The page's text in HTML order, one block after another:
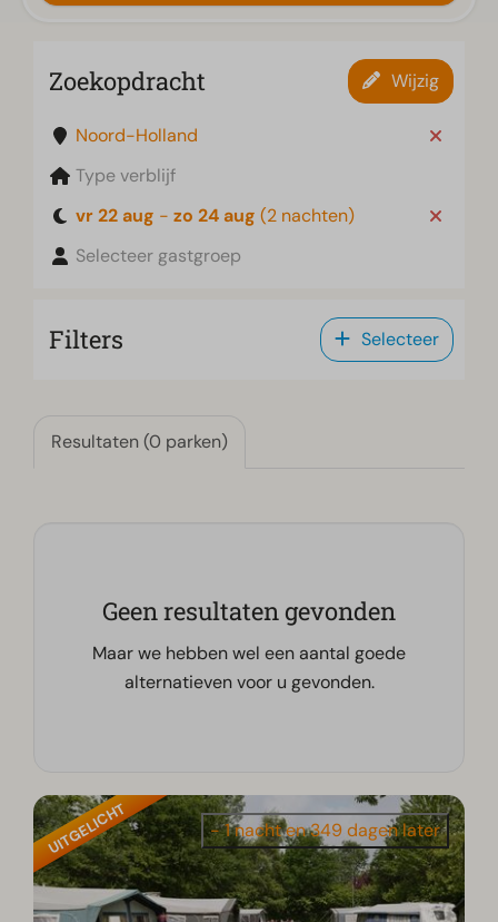
Zoekopdracht Wijzig
Noord-Holland
Type verblijf
vr 22 aug -zo 24 aug (2 nachten)
Selecteer gastgroep
Filters Selecteer
Resultaten (0 parken)
Geen resultaten gevonden
Maar we hebben wel een aantal goede
alternatieven voor u gevonden.
UITGELICHT - 1 nacht en 349 dagen later